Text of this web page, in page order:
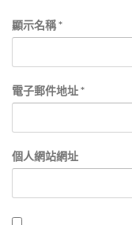
顯示名稱*
電子郵件地址*
個人網站網址